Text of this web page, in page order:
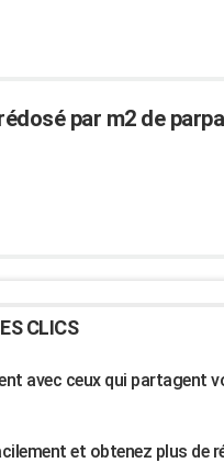
par m2 de
CLICS
avec ceux qui partagent
et obtenez plus de